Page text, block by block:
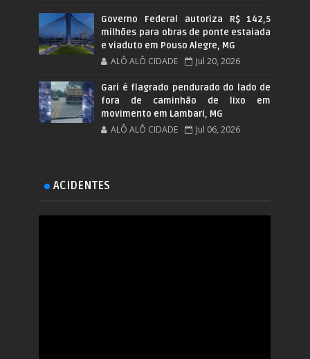
Governo Federal autoriza R$ 142,5
milhões para obras de ponte estaiada
e viaduto em Pouso Alegre, MG
ALÔ ALÔ CIDADE Jul 20, 2026
Gari é flagrado pendurado do lado de
fora de caminhão de lixo em
movimento em Lambari, MG
ALÔ ALÔ CIDADE Jul 06, 2026
ACIDENTES